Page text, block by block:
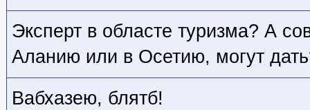
Эксперт в областе туризма? А
Аланию или в Осетию, могут
Вабхазею, блятб!